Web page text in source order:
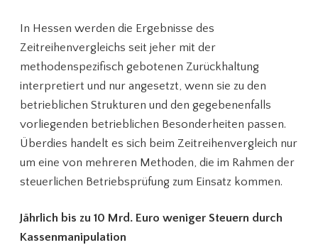
In Hessen werden die Ergebnisse des
Zeitreihenvergleichs seit jeher mit der
methodenspezifisch gebotenen Zurückhaltung
interpretiert und nur angesetzt, wenn sie zu den
betrieblichen Strukturen und den gegebenenfalls
vorliegenden betrieblichen Besonderheiten passen.
Überdies handelt es sich beim Zeitreihenvergleich nur
um eine von mehreren Methoden, die im Rahmen der
steuerlichen Betriebsprüfung zum Einsatz kommen.
Jährlich bis zu 10 Mrd. Euro weniger Steuern durch
Kassenmanipulation